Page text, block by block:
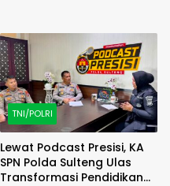
TNI/POLRI
Lewat Podcast Presisi, KA
SPN Polda Sulteng Ulas
Transformasi Pendidikan